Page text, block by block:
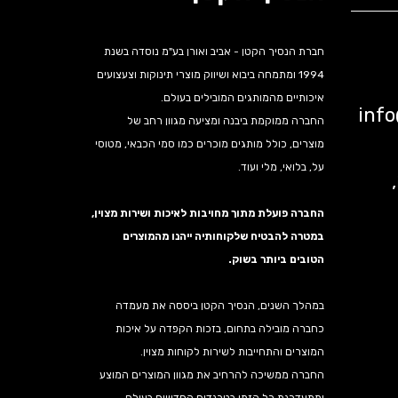
חברת הנסיך הקטן - אביב ואורן בע"מ נוסדה בשנת
1994 ומתמחה ביבוא ושיווק מוצרי תינוקות וצעצועים
איכותיים מהמותגים המובילים בעולם.
החברה ממוקמת ביבנה ומציעה מגוון רחב של
מוצרים, כולל מותגים מוכרים כמו סמי הכבאי, מטוסי
על, בלואי, מלי ועוד.
החברה פועלת מתוך מחויבות לאיכות ושירות מצוין,
במטרה להבטיח שלקוחותיה ייהנו מהמוצרים
הטובים ביותר בשוק.
במהלך השנים, הנסיך הקטן ביססה את מעמדה
כחברה מובילה בתחום, בזכות הקפדה על איכות
המוצרים והתחייבות לשירות לקוחות מצוין.
החברה ממשיכה להרחיב את מגוון המוצרים המוצע